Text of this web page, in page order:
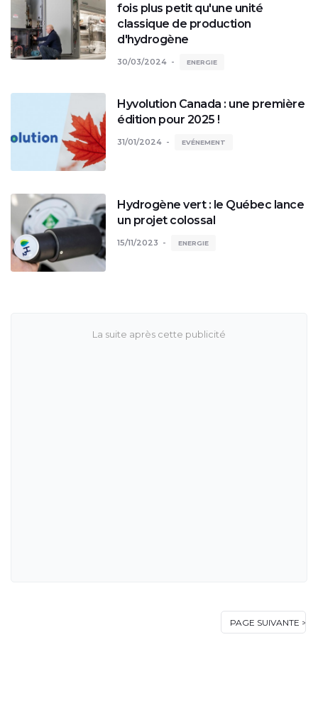
fois plus petit qu'une unité
classique de production
d'hydrogène
30/03/2024 ENERGIE
Hyvolution Canada : une première
édition pour 2025 !
31/01/2024 EVÉNEMENT
Hydrogène vert : le Québec lance
un projet colossal
15/11/2023 ENERGIE